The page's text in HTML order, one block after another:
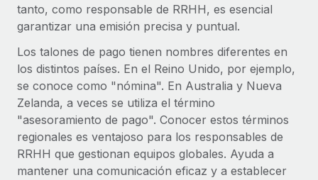
Gestión de dispositivos
Proporciona dispositivos tecnológicos y contrólalos
Apertura de entidades
Abre entidades conforme a la legalidad enseguida.
Movilidad y reubicación
Reubica a los empleados con facilidad.
Prestaciones
Explora el blog
BLOG
Novedades de producto de Remote:
Integraciones con Gusto y Xero y Contractor
Management Plus
La misión de Remote sigue siendo ayudar a empresas de
todos los tamaños a contratar, gestionar y...
tanto, como responsable de RRHH, es esencial
garantizar una emisión precisa y puntual.
Los talones de pago tienen nombres diferentes en
los distintos países. En el Reino Unido, por ejemplo,
se conoce como "nómina". En Australia y Nueva
Zelanda, a veces se utiliza el término
"asesoramiento de pago". Conocer estos términos
regionales es ventajoso para los responsables de
RRHH que gestionan equipos globales. Ayuda a
mantener una comunicación eficaz y a establecer